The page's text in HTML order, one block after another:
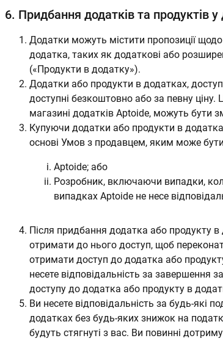
6. Придбання додатків та продуктів
Додатки можуть містити пропозиції
додатка, таких як додаткові або
(«Продукти в додатку»).
Додатки або продукти в додатках,
доступні безкоштовно або за певну ціну.
магазині додатків Aptoide, можуть бути
Купуючи додатки або продукти в
основі Умов з продавцем, яким може
Aptoide; або
Розробник, включаючи випадки,
випадках Aptoide не несе
Після придбання додатка або продукту
отримати до нього доступ, щоб
отримати доступ до додатка або
несете відповідальність за
доступу до додатка або продукту в
Ви несете відповідальність за будь-які
додатках без будь-яких знижок на
будуть стягнуті з вас. Ви повинні